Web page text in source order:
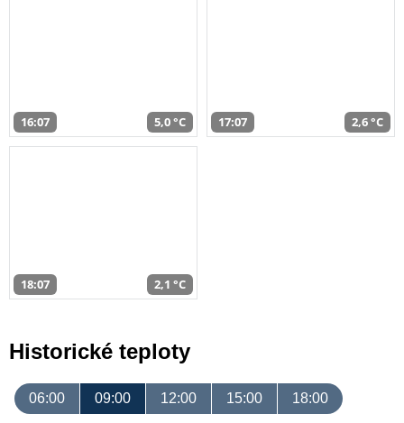
16:07 5,0 °C 17:07 2,6 °C
18:07 2,1 °C
Historické teploty
06:00 09:00 12:00 15:00 18:00